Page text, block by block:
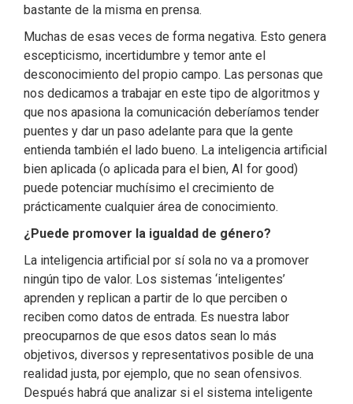
bastante de la misma en prensa.
Muchas de esas veces de forma negativa. Esto genera
escepticismo, incertidumbre y temor ante el
desconocimiento del propio campo. Las personas que
nos dedicamos a trabajar en este tipo de algoritmos y
que nos apasiona la comunicación deberíamos tender
puentes y dar un paso adelante para que la gente
entienda también el lado bueno. La inteligencia artificial
bien aplicada (o aplicada para el bien, AI for good)
puede potenciar muchísimo el crecimiento de
prácticamente cualquier área de conocimiento.
¿Puede promover la igualdad de género?
La inteligencia artificial por sí sola no va a promover
ningún tipo de valor. Los sistemas ‘inteligentes’
aprenden y replican a partir de lo que perciben o
reciben como datos de entrada. Es nuestra labor
preocuparnos de que esos datos sean lo más
objetivos, diversos y representativos posible de una
realidad justa, por ejemplo, que no sean ofensivos.
Después habrá que analizar si el sistema inteligente